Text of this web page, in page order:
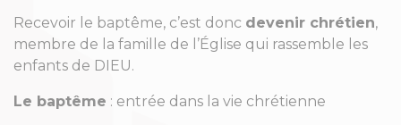
Recevoir le baptême, c’est donc devenir chrétien,
membre de la famille de l’Église qui rassemble les
enfants de DIEU.
Le baptême : entrée dans la vie chrétienne